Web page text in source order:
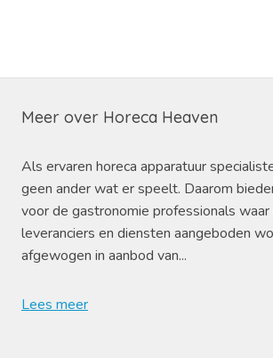
Meer over Horeca Heaven
Als ervaren horeca apparatuur
geen ander wat er speelt. Daarom
voor de gastronomie professionals
leveranciers en diensten aangeboden
afgewogen in aanbod van...
Lees meer